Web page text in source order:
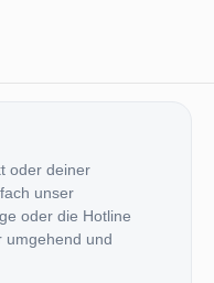
oder deiner
unser
oder die Hotline
umgehend und